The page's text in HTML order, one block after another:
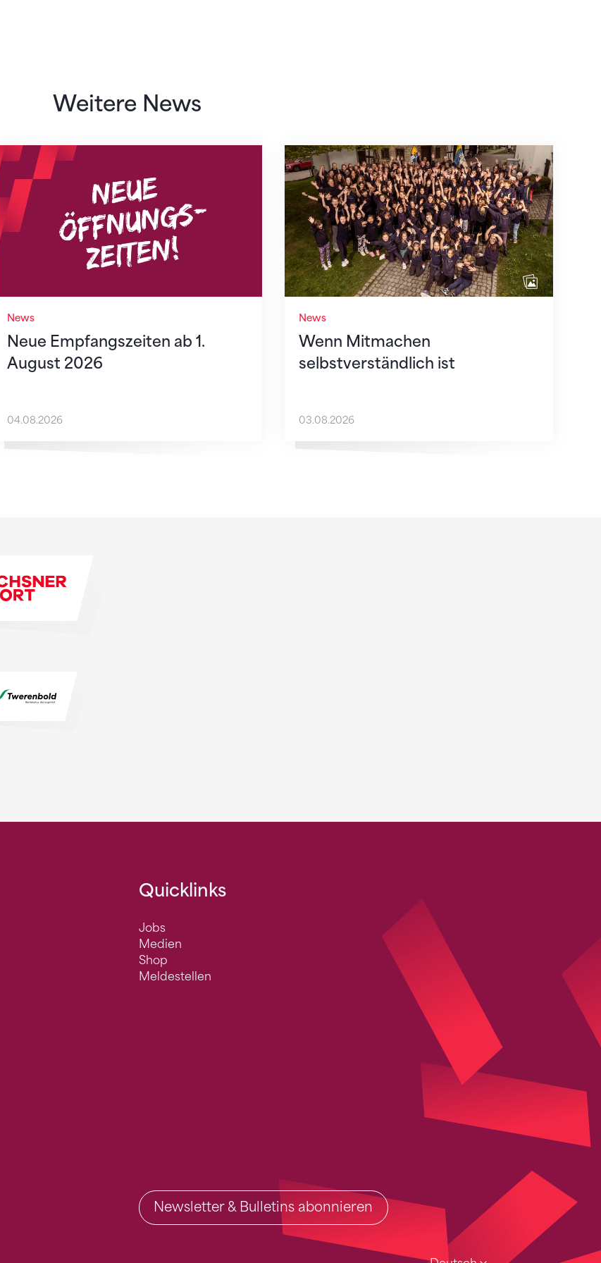
Weitere News
News
Neue Empfangszeiten ab 1.
August 2026
Neue Empfangszeiten ab 1. August 2026
04.08.2026
News
Wenn Mitmachen
selbstverständlich ist
Wenn Mitmachen selbstverständlich ist
03.08.2026
Quicklinks
Jobs
Medien
Shop
Meldestellen
Newsletter & Bulletins abonnieren